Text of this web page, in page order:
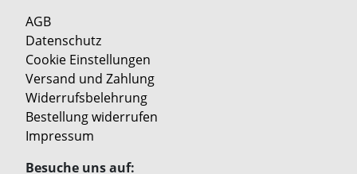
AGB
Datenschutz
Cookie Einstellungen
Versand und Zahlung
Widerrufsbelehrung
Bestellung widerrufen
Impressum
Besuche uns auf: